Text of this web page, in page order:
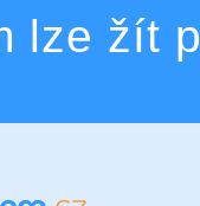
lze žít